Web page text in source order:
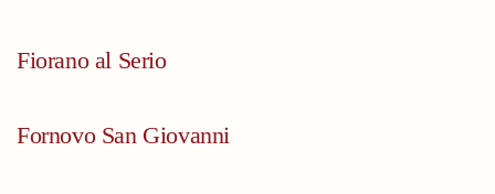
Fiorano al Serio
Fornovo San Giovanni